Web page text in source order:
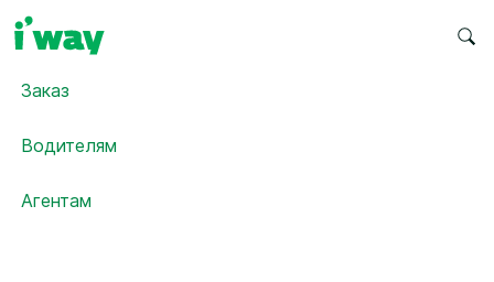
Заказ
Водителям
Агентам